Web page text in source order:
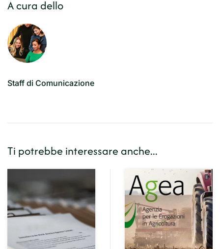
A cura dello
Staff di Comunicazione
Ti potrebbe interessare anche...